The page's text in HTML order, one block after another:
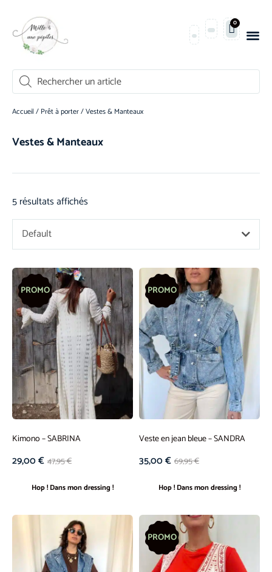
0
Accueil / Prêt à porter/ Vestes & Manteaux
Vestes & Manteaux
5 résultats affichés
Default
PROMO
Kimono – SABRINA
47,95€
29,00€
Hop ! Dans mon dressing !
PROMO
Veste en jean bleue – SANDRA
69,95€
35,00€
Hop ! Dans mon dressing !
PROMO